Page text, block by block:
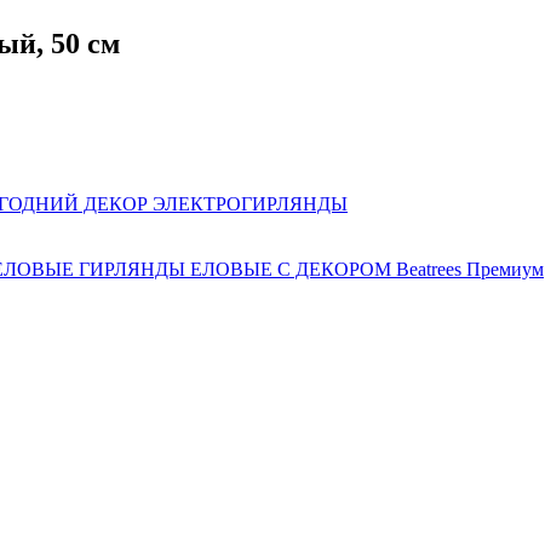
50 см
ДЕКОР ЭЛЕКТРОГИРЛЯНДЫ
ГИРЛЯНДЫ ЕЛОВЫЕ С ДЕКОРОМ Beatrees Премиум